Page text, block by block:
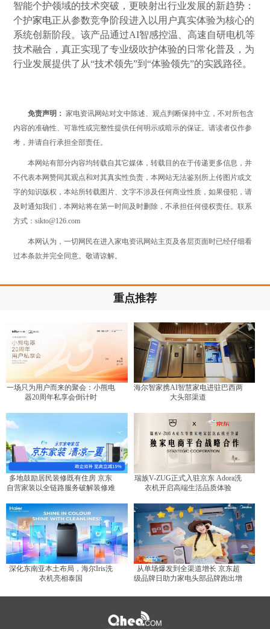
智能个护领域的技术突破，更映射出行业发展的新趋势：
个护家电正从参数竞争阶段进入以用户真实体验为核心的
系统创新阶段。该产品通过AI智感控温、高速自研电机等
技术融合，真正实现了专业级吹护体验的日常化普及，为
行业发展提供了从“技术领先”到“体验领先”的实践路径。
免责声明： 家电资讯网站对文中陈述、观点判断保持中立，不对所包含
内容的准确性、可靠性或完整性提供任何明示或暗示的保证。请读者仅作参
考，并请自行承担全部责任。
本网站有部分内容均转载自其它媒体，转载目的在于传递更多信息，并
不代表本网赞同其观点和对其真实性负责，本网站无法鉴别所上传图片或文
字的知识版权，本站所转载图片、文字不涉及任何商业性质，如果侵犯，请
及时通知我们，本网站将在第一时间及时删除，不承担任何侵权责任。联系
方式：sikto@126.com
本网认为，一切网民在进入家电资讯网站主页及各层页面时已经仔细看
过本条款并完全同意。敬请谅解。
重点推荐
一场只为用户而来的聚会：小熊电
器20周年私享会倒计时
海尔智家携AI智慧家电进驻巴西两
大头部渠道
多地鼓励居民装修既有住房 京东
自营家装以全链路服务破解装修难
瑞族V-ZUG正式入驻京东 Adora洗
衣机开启高端生活品质体验
深化东南亚本土布局，海尔Iris洗
衣机亮相泰国
从单场爆发到全渠道增长 京东超
级品牌日助力家电头部品牌跑出增